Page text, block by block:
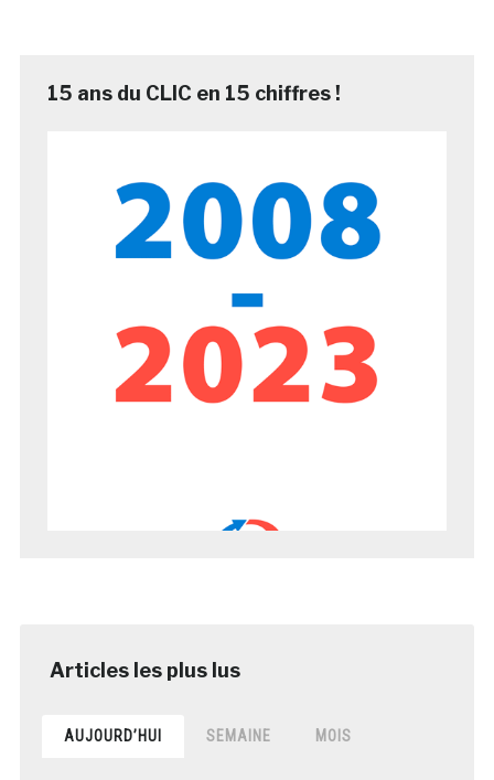
15 ans du CLIC en 15 chiffres !
AUJOURD’HUI SEMAINE MOIS